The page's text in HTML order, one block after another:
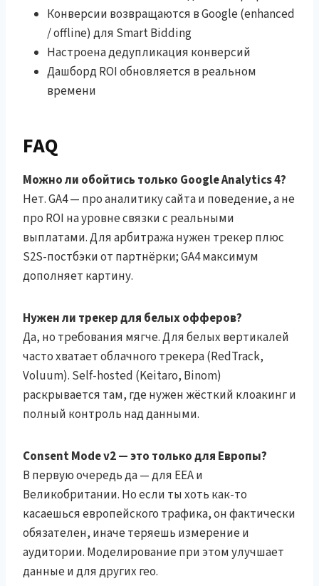
Конверсии возвращаются в Google (enhanced
/ offline) для Smart Bidding
Настроена дедупликация конверсий
Дашборд ROI обновляется в реальном
времени
FAQ
Можно ли обойтись только Google Analytics 4?
Нет. GA4 — про аналитику сайта и поведение, а не
про ROI на уровне связки с реальными
выплатами. Для арбитража нужен трекер плюс
S2S-постбэки от партнёрки; GA4 максимум
дополняет картину.
Нужен ли трекер для белых офферов?
Да, но требования мягче. Для белых вертикалей
часто хватает облачного трекера (RedTrack,
Voluum). Self-hosted (Keitaro, Binom)
раскрывается там, где нужен жёсткий клоакинг и
полный контроль над данными.
Consent Mode v2 — это только для Европы?
В первую очередь да — для EEA и
Великобритании. Но если ты хоть как-то
касаешься европейского трафика, он фактически
обязателен, иначе теряешь измерение и
аудитории. Моделирование при этом улучшает
данные и для других гео.